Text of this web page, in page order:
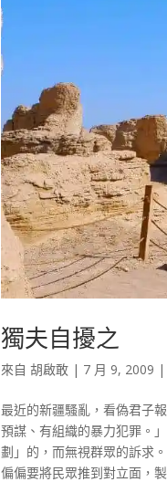
獨夫自擾之
來自胡啟敢 | 7 月 9, 2009
最近的新疆騷亂，看偽君子
預謀、有組織的暴力犯罪。
劃」的，而無視群眾的訴求
偏偏要將民眾推到對立面，